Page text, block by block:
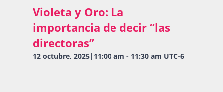
Violeta y Oro: La
importancia de decir “las
directoras”
12 octubre, 2025|11:00 am - 11:30 am UTC-6